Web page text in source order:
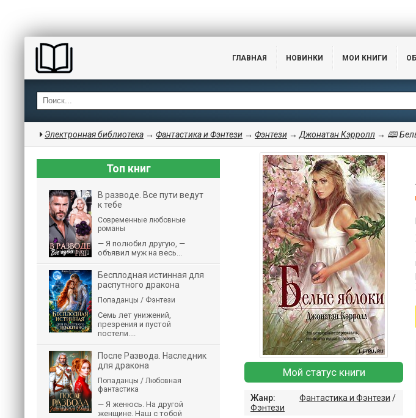
ГЛАВНАЯ НОВИНКИ МОИ КНИГИ
Электронная библиотека → Фантастика и Фэнтези → Фэнтези → Джонатан Кэрролл → 🕮
Мой статус книги
Жанр: Фантастика и Фэнтези /
Фэнтези
Топ книг
В разводе. Все пути ведут
к тебе
Современные любовные
романы
— Я полюбил другую, —
объявил муж на весь...
Бесплодная истинная для
распутного дракона
Попаданцы / Фэнтези
Семь лет унижений,
презрения и пустой
постели....
После Развода. Наследник
для дракона
Попаданцы / Любовная
фантастика
— Я женюсь. На другой
женщине. Наш с тобой